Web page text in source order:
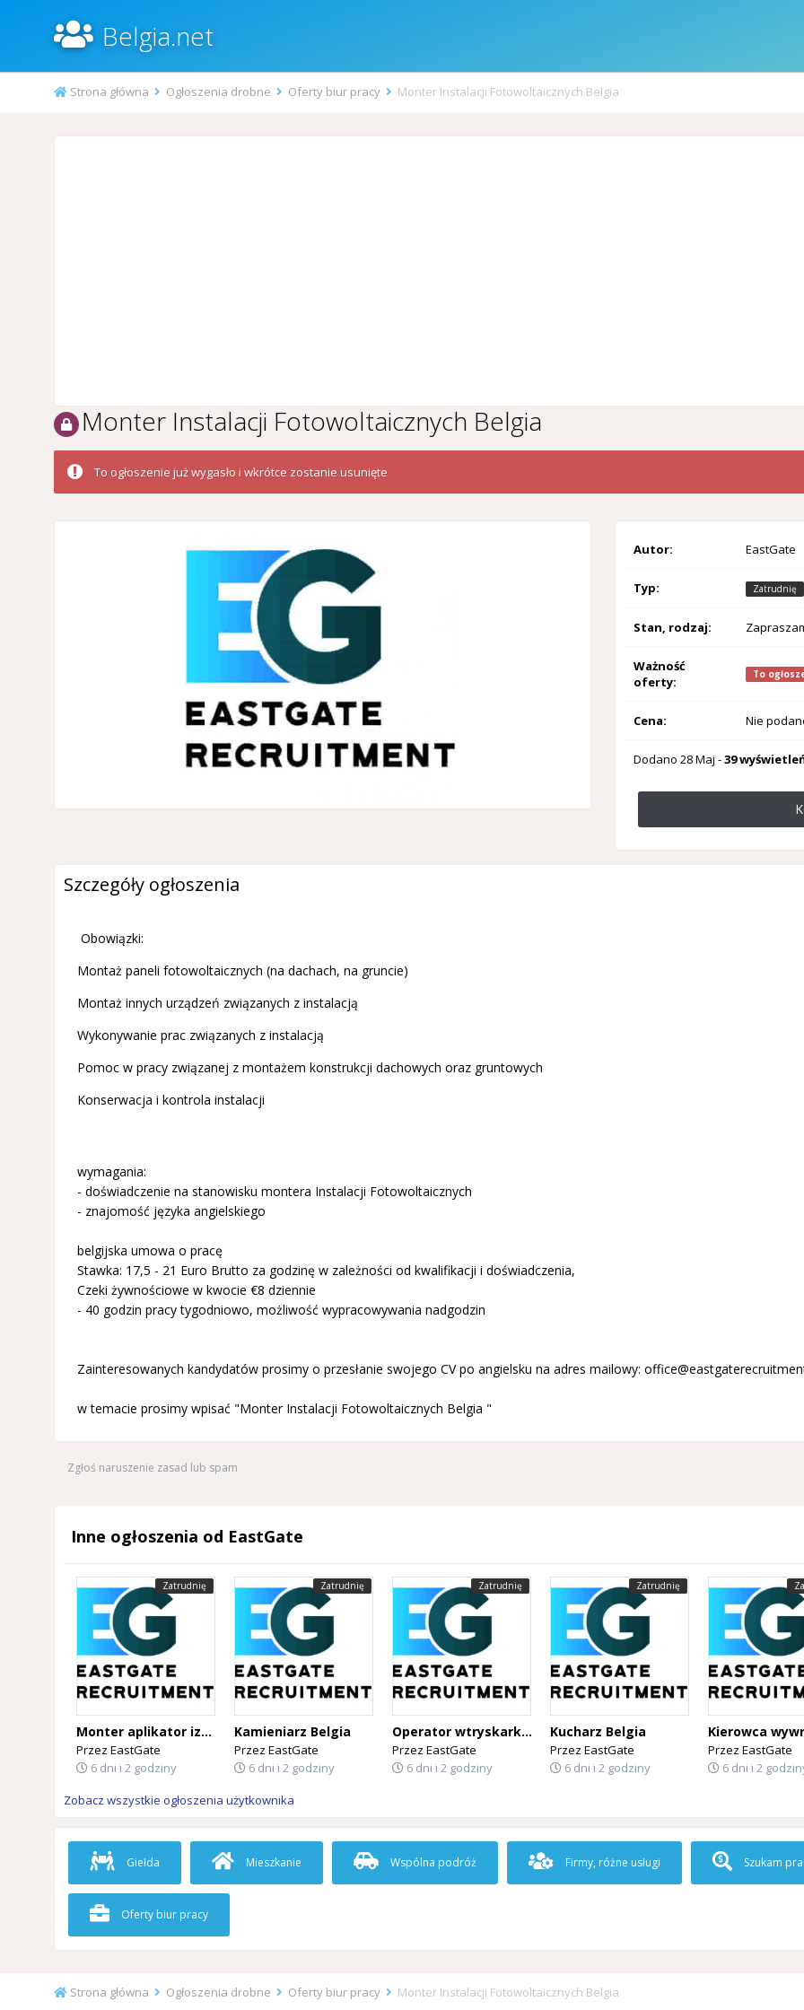
Belgia.net
Strona główna Ogłoszenia drobne Oferty biur pracy Monter Instalacji Fotowoltaicznych Belgia
Monter Instalacji Fotowoltaicznych Belgia
To ogłoszenie już wygasło i wkrótce zostanie usunięte
Autor: EastGate
Typ: Zatrudnię
Stan, rodzaj:
Ważność
oferty:
To
Cena: Nie
Dodano28 Maj -39
Szczegóły ogłoszenia
Obowiązki:
Montaż paneli fotowoltaicznych (na dachach, na gruncie)
Montaż innych urządzeń związanych z instalacją
Wykonywanie prac związanych z instalacją
Pomoc w pracy związanej z montażem konstrukcji dachowych oraz gruntowych
Konserwacja i kontrola instalacji
wymagania:
- doświadczenie na stanowisku montera Instalacji Fotowoltaicznych
- znajomość języka angielskiego
belgijska umowa o pracę
Stawka: 17,5 - 21 Euro Brutto za godzinę w zależności od kwalifikacji i doświadczenia,
Czeki żywnościowe w kwocie €8 dziennie
- 40 godzin pracy tygodniowo, możliwość wypracowywania nadgodzin
Zainteresowanych kandydatów prosimy o przesłanie swojego CV po angielsku na adres mailowy:
w temacie prosimy wpisać "Monter Instalacji Fotowoltaicznych Belgia "
Zgłoś naruszenie zasad lub spam
Inne ogłoszenia od EastGate
Zatrudnię
Monter aplikator izolacji PUR Belgia
Przez EastGate
6 dni i 2 godziny
Zatrudnię
Kamieniarz Belgia
Przez EastGate
6 dni i 2 godziny
Zatrudnię
Operator wtryskarki Belgia
Przez EastGate
6 dni i 2 godziny
Zatrudnię
Kucharz Belgia
Przez EastGate
6 dni i 2 godziny
Przez EastGate
6 dni i 2
Zobacz wszystkie ogłoszenia użytkownika
Giełda Mieszkanie Wspólna podróż Firmy, różne usługi Szukam
Oferty biur pracy
Strona główna Ogłoszenia drobne Oferty biur pracy Monter Instalacji Fotowoltaicznych Belgia